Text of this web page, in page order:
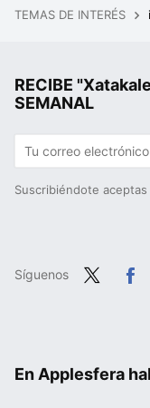
TEMAS DE INTERÉS
RECIBE
SEMANAL
Suscribiéndote
Síguenos
En Applesfera